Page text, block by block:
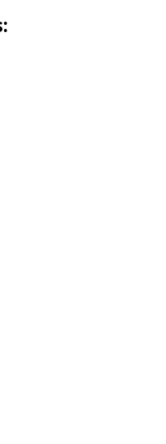
um
é utilizada
possui
como por
produção,
e que
o
atende
diferente
a empresa
grande
atender
para